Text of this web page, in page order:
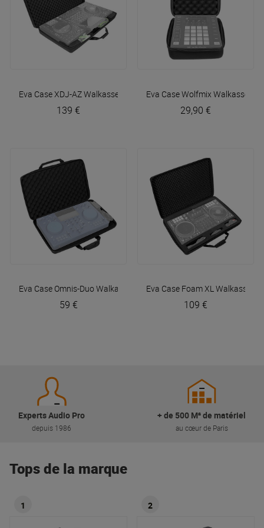
Eva Case XDJ-AZWalkasse
139 €
Eva Case Wolfmix Walkasse
29,90 €
Eva Case Omnis-Duo Walkasse
59 €
Eva Case Foam XLWalkasse
109 €
Experts Audio Pro
depuis 1986
+ de 500 M² de matériel
au cœur de Paris
Tops de la marque
1 2